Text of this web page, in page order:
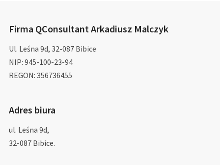
Firma QConsultant Arkadiusz Malczyk
Ul. Leśna 9d, 32-087 Bibice
NIP: 945-100-23-94
REGON: 356736455
Adres biura
ul. Leśna 9d,
32-087 Bibice.